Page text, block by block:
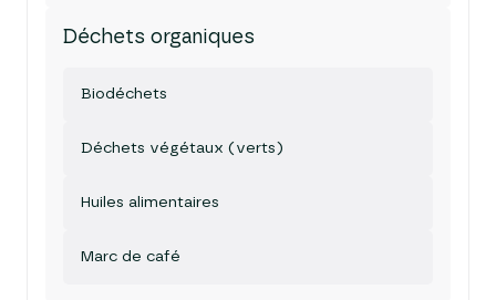
Déchets organiques
Biodéchets
Déchets végétaux (verts)
Huiles alimentaires
Marc de café